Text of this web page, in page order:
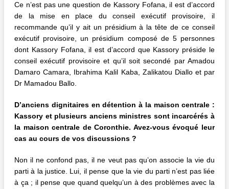
Ce n’est pas une question de Kassory Fofana, il est d’accord
de la mise en place du conseil exécutif provisoire, il
recommande qu’il y ait un présidium à la tête de ce conseil
exécutif provisoire, un présidium composé de 5 personnes
dont Kassory Fofana, il est d’accord que Kassory préside le
conseil exécutif provisoire et qu’il soit secondé par Amadou
Damaro Camara, Ibrahima Kalil Kaba, Zalikatou Diallo et par
Dr Mamadou Ballo.
D’anciens dignitaires en détention à la maison centrale :
Kassory et plusieurs anciens ministres sont incarcérés à
la maison centrale de Coronthie. Avez-vous évoqué leur
cas au cours de vos discussions ?
Non il ne confond pas, il ne veut pas qu’on associe la vie du
parti à la justice. Lui, il pense que la vie du parti n’est pas liée
à ça ; il pense que quand quelqu’un à des problèmes avec la